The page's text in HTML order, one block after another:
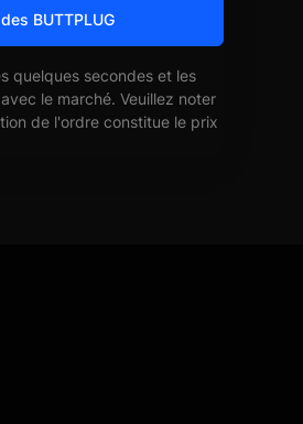
BUTTPLUG
quelques secondes et les
le marché. Veuillez noter
de l'ordre constitue le prix